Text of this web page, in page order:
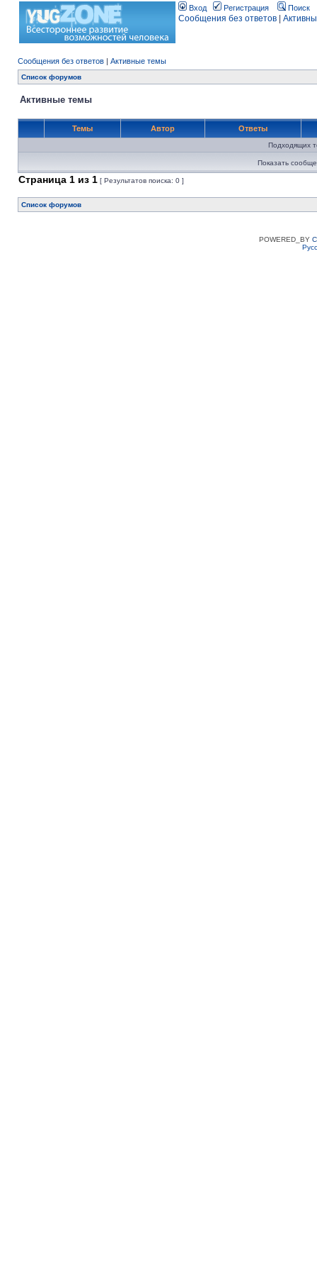
Вход Регистрация Поиск
Сообщения без ответов
Сообщения без ответов | Активные темы
Список форумов
Активные темы
Темы Автор Ответы
Подходящих
Показать
Страница 1 из 1 [ Результатов поиска: 0 ]
Список форумов
POWERED_BY